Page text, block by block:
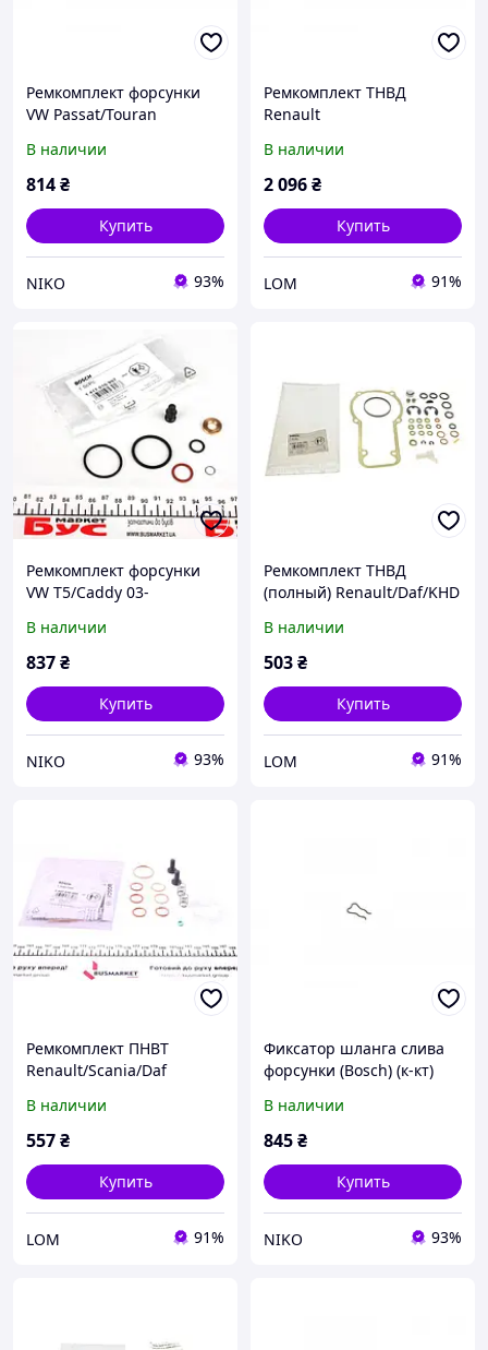
Ремкомплект форсунки
VW Passat/Touran
В наличии
814₴
Купить
NIKO 93%
Ремкомплект ТНВД
Renault
В наличии
2 096₴
Купить
LOM 91%
Ремкомплект форсунки
VW T5/Caddy 03-
В наличии
837₴
Купить
NIKO 93%
Ремкомплект ТНВД
(полный) Renault/Daf/KHD
В наличии
503₴
Купить
LOM 91%
Ремкомплект ПНВТ
Renault/Scania/Daf
В наличии
557₴
Купить
LOM 91%
Фиксатор шланга слива
форсунки (Bosch) (к-кт)
В наличии
845₴
Купить
NIKO 93%